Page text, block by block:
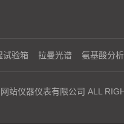
试验箱 拉曼光谱 氨基酸分
站仪器仪表有限公司 ALL